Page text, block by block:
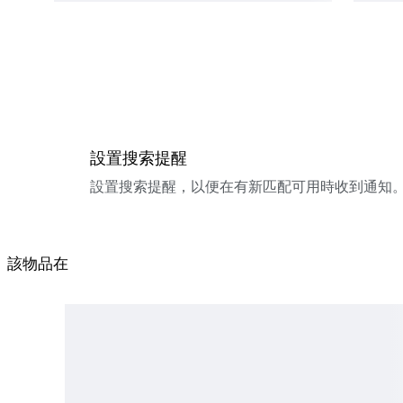
設置搜索提醒
設置搜索提醒，以便在有新匹配可用時收到通知
該物品在